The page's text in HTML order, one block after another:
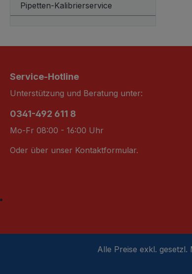
Pipetten-Kalibrierservice
Service-Hotline
Unterstützung und Beratung unter:
0341-492 611 8
Mo-Fr 08:00 - 16:00 Uhr
Oder über unser Kontaktformular.
Alle Preise exkl.